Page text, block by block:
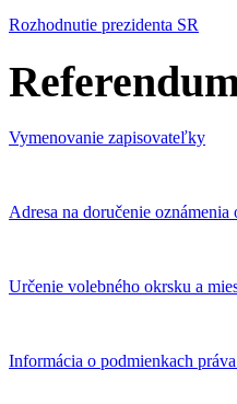
Rozhodnutie prezidenta SR
Vymenovanie zapisovateľky
Adresa na doručenie
Určenie volebného okrsku a
Informácia o podmienkach